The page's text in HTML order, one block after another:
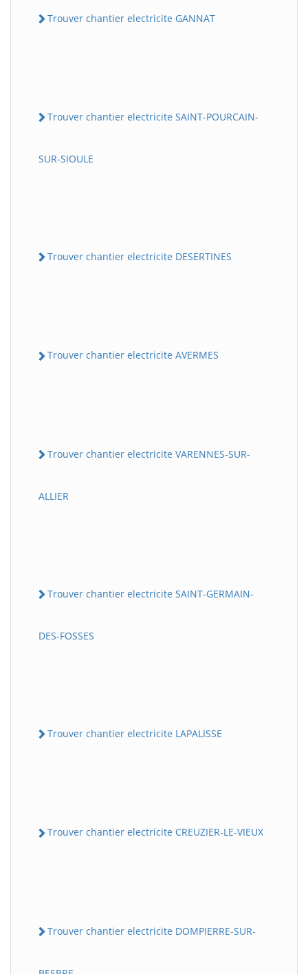
Trouver chantier electricite GANNAT
Trouver chantier electricite SAINT-POURCAIN-
SUR-SIOULE
Trouver chantier electricite DESERTINES
Trouver chantier electricite AVERMES
Trouver chantier electricite VARENNES-SUR-
ALLIER
Trouver chantier electricite SAINT-GERMAIN-
DES-FOSSES
Trouver chantier electricite LAPALISSE
Trouver chantier electricite CREUZIER-LE-VIEUX
Trouver chantier electricite DOMPIERRE-SUR-